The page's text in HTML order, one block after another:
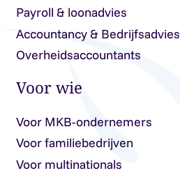
Payroll & loonadvies
Accountancy & Bedrijfsadvies
Overheidsaccountants
Voor wie
Voor MKB-ondernemers
Voor familiebedrijven
Voor multinationals